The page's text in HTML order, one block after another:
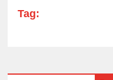
Tag: